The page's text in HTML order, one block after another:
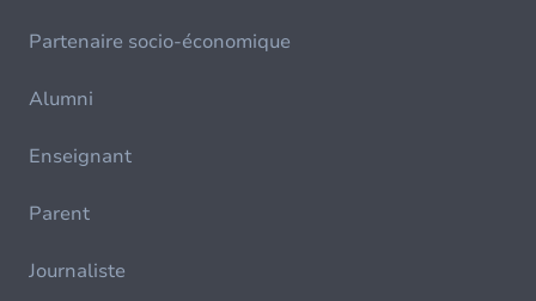
Partenaire socio-économique
Alumni
Enseignant
Parent
Journaliste